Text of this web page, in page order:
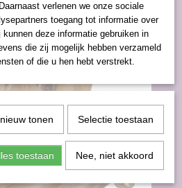
verlenen we onze sociale
toegang tot informatie over
deze informatie gebruiken in
die zij mogelijk hebben verzameld
of die u hen hebt verstrekt.
tonen Selectie toestaan
toestaan Nee, niet akkoord